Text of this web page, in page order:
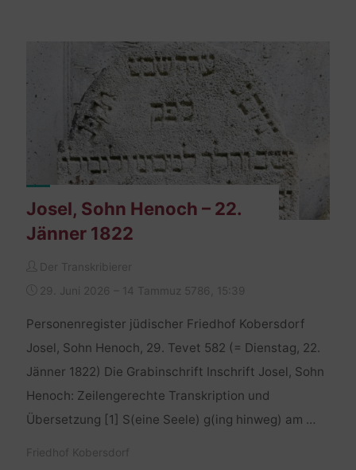
11.
Jänner
1907"
Josel, Sohn Henoch – 22.
Jänner 1822
Der Transkribierer
29. Juni 2026 – 14 Tammuz 5786, 15:39
Personenregister jüdischer Friedhof Kobersdorf
Josel, Sohn Henoch, 29. Tevet 582 (= Dienstag, 22.
Jänner 1822) Die Grabinschrift Inschrift Josel, Sohn
Henoch: Zeilengerechte Transkription und
Übersetzung [1] S(eine Seele) g(ing hinweg) am …
Friedhof Kobersdorf